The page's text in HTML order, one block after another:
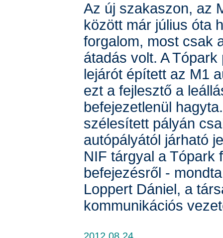
Az új szakaszon, az
között már július óta
forgalom, most csak
átadás volt. A
lejárót épített az M1
ezt a fejlesztő a
befejezetlenül
szélesített pályán
autópályától járható
NIF tárgyal a Tópark
befejezésről -
Loppert Dániel, a
kommunikációs